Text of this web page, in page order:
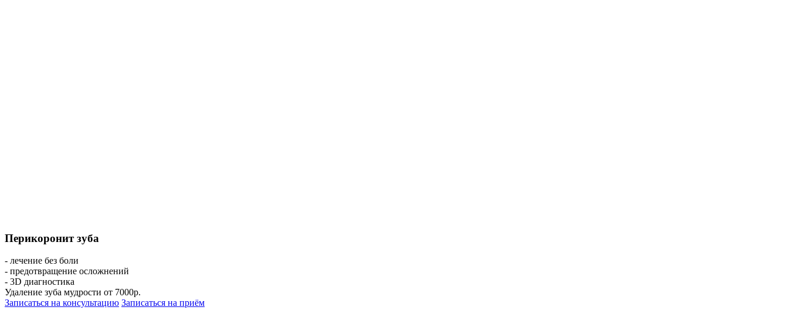
Перикоронит зуба
- лечение без боли
- предотвращение осложнений
- 3D диагностика
Удаление зуба мудрости от 7000р.
Записаться на консультацию Записаться на приём